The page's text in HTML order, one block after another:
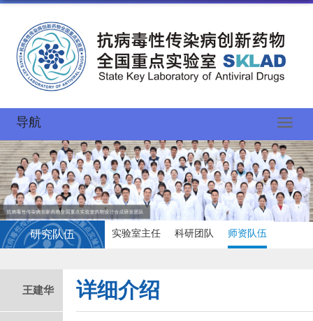
导航
研究队伍 实验室主任 科研团队 师资队伍
王建华 详细介绍